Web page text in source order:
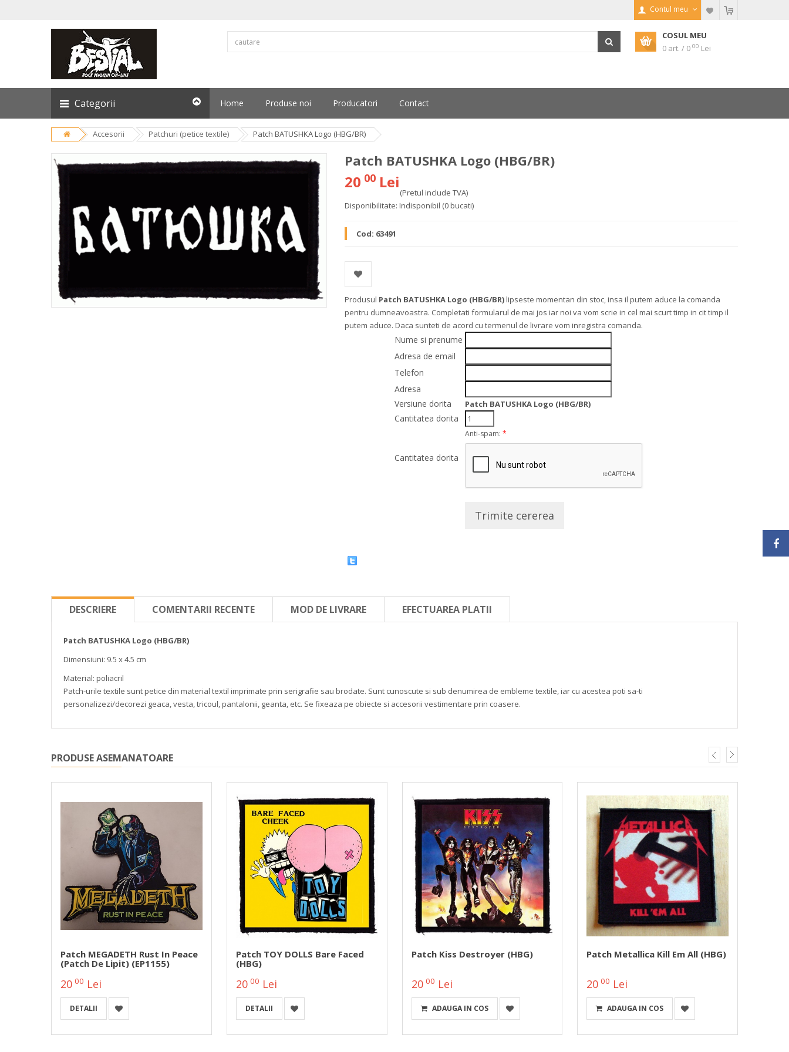
Contul meu
COSUL MEU
0 art. / 0 00 Lei
Categorii Home Produse noi Producatori Contact
Accesorii Patchuri (petice textile) Patch BATUSHKA Logo (HBG/BR)
Patch BATUSHKA Logo (HBG/BR)
20 00 Lei
(Pretul include TVA)
Disponibilitate: Indisponibil (0 bucati)
Cod: 63491
Produsul Patch BATUSHKA Logo (HBG/BR)lipseste momentan din stoc, insa il putem aduce la comanda
pentru dumneavoastra. Completati formularul de mai jos iar noi va vom scrie in cel mai scurt timp in cit timp il
putem aduce. Daca sunteti de acord cu termenul de livrare vom inregistra comanda.
Nume si prenume
Adresa de email
Telefon
Adresa
Versiune dorita
Patch BATUSHKA Logo (HBG/BR)
Cantitatea dorita
Cantitatea dorita
Anti-spam: *
Trimite cererea
DESCRIERE COMENTARII RECENTE MOD DE LIVRARE EFECTUAREA PLATII
Patch BATUSHKA Logo (HBG/BR)
Dimensiuni: 9.5 x 4.5 cm
Material: poliacril
Patch-urile textile sunt petice din material textil imprimate prin serigrafie sau brodate. Sunt cunoscute si sub denumirea de embleme textile, iar cu acestea poti sa-ti
personalizezi/decorezi geaca, vesta, tricoul, pantalonii, geanta, etc. Se fixeaza pe obiecte si accesorii vestimentare prin coasere.
PRODUSE ASEMANATOARE
Patch MEGADETH Rust In Peace
(patch De Lipit) (EP1155)
20 00 Lei
DETALII
Patch TOY DOLLS Bare Faced
(HBG)
2000 Lei
DETALII
Patch Kiss Destroyer (HBG)
2000 Lei
ADAUGA IN COS
Patch Metallica Kill Em All (HBG)
20 00 Lei
ADAUGA IN COS